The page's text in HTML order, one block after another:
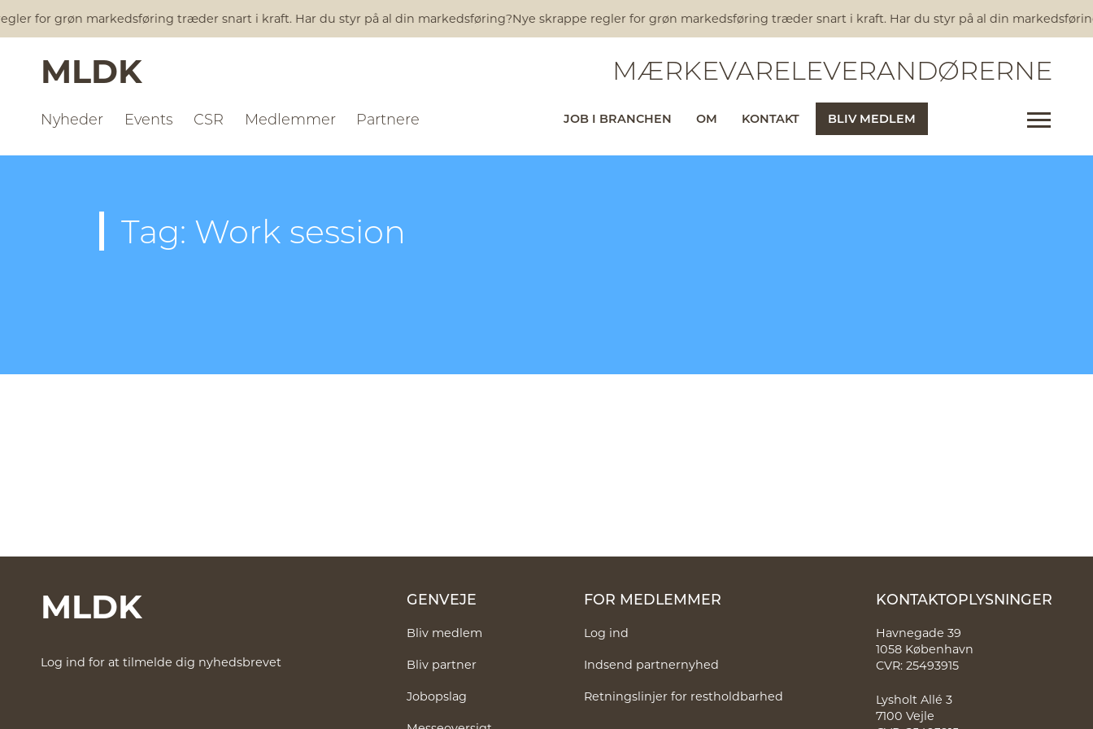
for grøn markedsføring træder snart i kraft. Har du styr på al din markedsføring?Nye skrappe regler for grøn markedsføring træder snart i kraft. Har du styr på al din
MLDK MÆRKEVARELEVERANDØRERNE
Nyheder Events CSR Medlemmer Partnere JOB I BRANCHEN OM KONTAKT BLIV MEDLEM
Tag: Work session
MLDK
Log ind for at tilmelde dig nyhedsbrevet
GENVEJE
Bliv medlem
Bliv partner
Jobopslag
FOR MEDLEMMER
Log ind
Indsend partnernyhed
Retningslinjer for restholdbarhed
KONTAKTOPLYSNINGER
Havnegade 39
1058 København
CVR: 25493915
Lysholt Allé 3
7100 Vejle